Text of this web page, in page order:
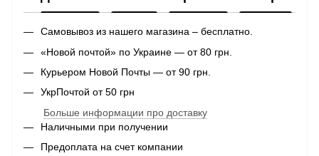
Самовывоз из нашего магазина – бесплатно.
«Новой почтой» по Украине — от 80 грн.
Курьером Новой Почты — от 90 грн.
УкрПочтой от 50 грн
Больше информации про доставку
Наличными при получении
Предоплата на счет компании